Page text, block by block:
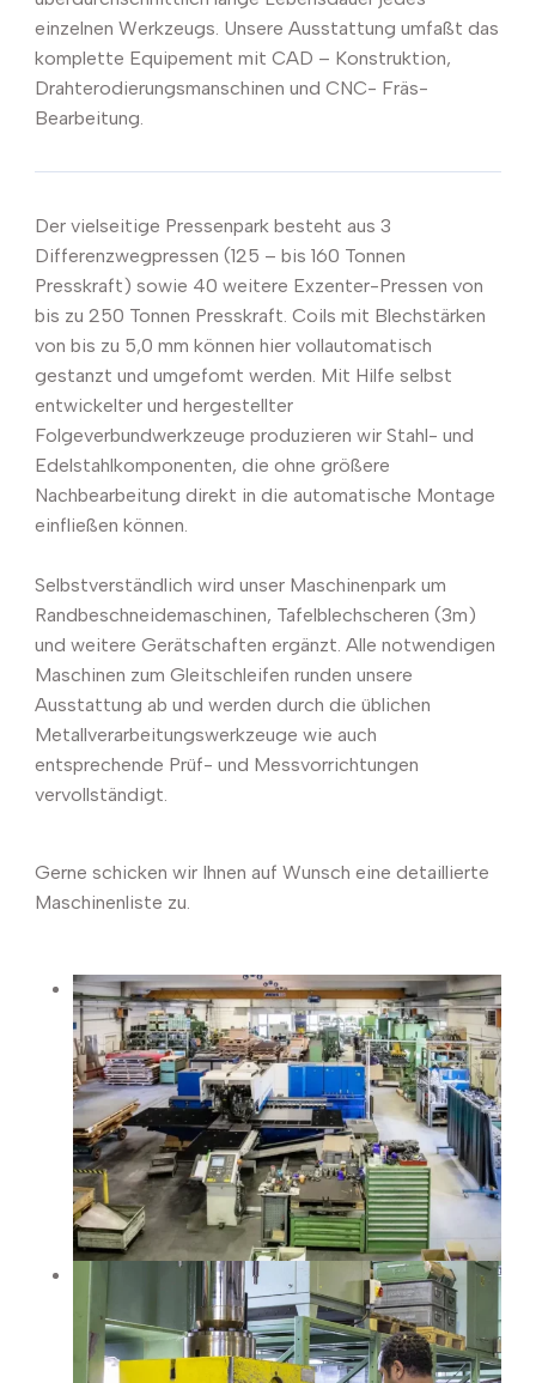
einzelnen Werkzeugs. Unsere Ausstattung umfaßt das
komplette Equipement mit CAD – Konstruktion,
Drahterodierungsmanschinen und CNC- Fräs-
Bearbeitung.
Der vielseitige Pressenpark besteht aus 3
Differenzwegpressen (125 – bis 160 Tonnen
Presskraft) sowie 40 weitere Exzenter-Pressen von
bis zu 250 Tonnen Presskraft. Coils mit Blechstärken
von bis zu 5,0 mm können hier vollautomatisch
gestanzt und umgefomt werden. Mit Hilfe selbst
entwickelter und hergestellter
Folgeverbundwerkzeuge produzieren wir Stahl- und
Edelstahlkomponenten, die ohne größere
Nachbearbeitung direkt in die automatische Montage
einfließen können.
Selbstverständlich wird unser Maschinenpark um
Randbeschneidemaschinen, Tafelblechscheren (3m)
und weitere Gerätschaften ergänzt. Alle notwendigen
Maschinen zum Gleitschleifen runden unsere
Ausstattung ab und werden durch die üblichen
Metallverarbeitungswerkzeuge wie auch
entsprechende Prüf- und Messvorrichtungen
vervollständigt.
Gerne schicken wir Ihnen auf Wunsch eine detaillierte
Maschinenliste zu.